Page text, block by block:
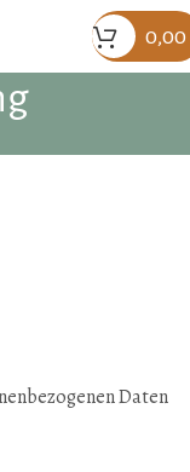
0,00
Daten